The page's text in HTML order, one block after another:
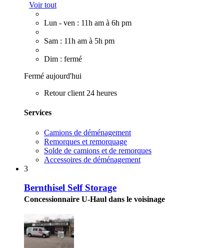
Voir tout
Lun - ven : 11h am à 6h pm
Sam : 11h am à 5h pm
Dim : fermé
Fermé aujourd'hui
Retour client 24 heures
Services
Camions de déménagement
Remorques et remorquage
Solde de camions et de remorques
Accessoires de déménagement
3
Bernthisel Self Storage
Concessionnaire U-Haul dans le voisinage